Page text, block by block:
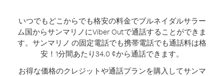
いつでもどこからでも格安の料金でブルネイダルサラー
ム国からサンマリノにViber Outで通話することができま
す。 サンマリノ の固定電話でも携帯電話でも通話料は格
安！1分間あたり34.0 ¢から通話できます。
お得な価格のクレジットや通話プランを購入してサンマ